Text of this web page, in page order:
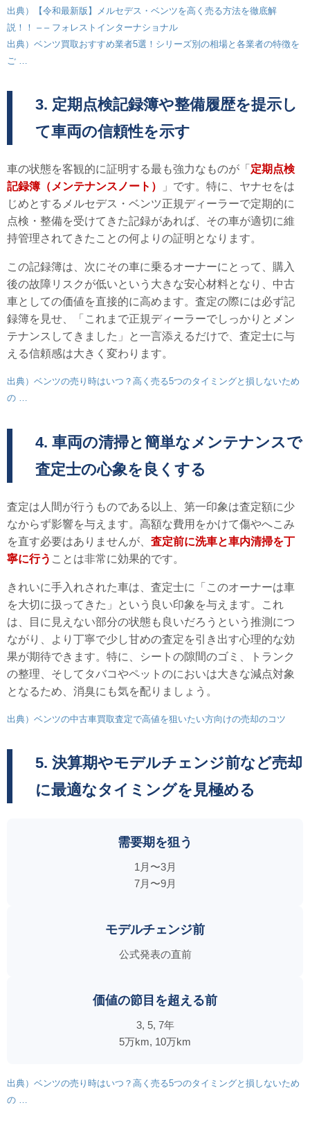
出典）【令和最新版】メルセデス・ベンツを高く売る方法を徹底解
説！！ – – フォレストインターナショナル
出典）ベンツ買取おすすめ業者5選！シリーズ別の相場と各業者の特徴を
ご …
3. 定期点検記録簿や整備履歴を提示し
て車両の信頼性を示す
車の状態を客観的に証明する最も強力なものが「 定期点検
記録簿（メンテナンスノート）
」です。特に、ヤナセをは
じめとするメルセデス・ベンツ正規ディーラーで定期的に
点検・整備を受けてきた記録があれば、その車が適切に維
持管理されてきたことの何よりの証明となります。
この記録簿は、次にその車に乗るオーナーにとって、購入
後の故障リスクが低いという大きな安心材料となり、中古
車としての価値を直接的に高めます。査定の際には必ず記
録簿を見せ、「これまで正規ディーラーでしっかりとメン
テナンスしてきました」と一言添えるだけで、査定士に与
える信頼感は大きく変わります。
出典）ベンツの売り時はいつ？高く売る5つのタイミングと損しないため
の …
4. 車両の清掃と簡単なメンテナンスで
査定士の心象を良くする
査定は人間が行うものである以上、第一印象は査定額に少
なからず影響を与えます。高額な費用をかけて傷やへこみ
を直す必要はありませんが、 査定前に洗車と車内清掃を丁
寧に行う ことは非常に効果的です。
きれいに手入れされた車は、査定士に「このオーナーは車
を大切に扱ってきた」という良い印象を与えます。これ
は、目に見えない部分の状態も良いだろうという推測につ
ながり、より丁寧で少し甘めの査定を引き出す心理的な効
果が期待できます。特に、シートの隙間のゴミ、トランク
の整理、そしてタバコやペットのにおいは大きな減点対象
となるため、消臭にも気を配りましょう。
出典）ベンツの中古車買取査定で高値を狙いたい方向けの売却のコツ
5. 決算期やモデルチェンジ前など売却
に最適なタイミングを見極める
需要期を狙う
1月〜3月
7月〜9月
モデルチェンジ前
公式発表の直前
価値の節目を超える前
3, 5, 7年
5万km, 10万km
出典）ベンツの売り時はいつ？高く売る5つのタイミングと損しないため
の …